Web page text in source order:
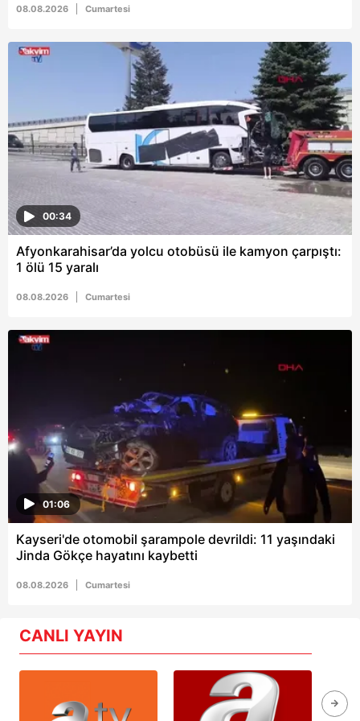
ziyaret edebilirsiniz.
6698 sayılı Kişisel Verilerin Korunması Kanunu uyarınca
hazırlanmış Aydınlatma Metnimizi okumak ve sitemizde
ilgili mevzuata uygun olarak kullanılan çerezlerle ilgili bilgi
almak için lütfentıklayınız .
08.08.2026 Cumartesi
00:34
Afyonkarahisar’da yolcu otobüsü ile kamyon çarpıştı:
1 ölü 15 yaralı
08.08.2026 Cumartesi
01:06
Kayseri'de otomobil şarampole devrildi: 11 yaşındaki
Jinda Gökçe hayatını kaybetti
08.08.2026 Cumartesi
CANLI YAYIN